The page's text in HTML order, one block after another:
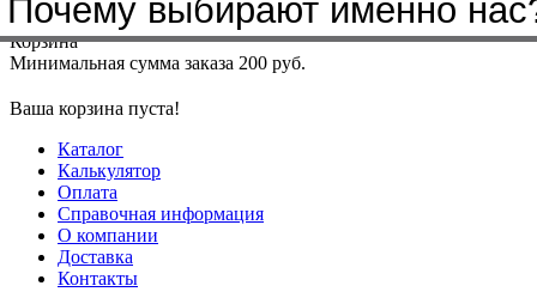
Меню+7(4912)50-37-50sbit@krep62.ru
Корзина
Минимальная сумма заказа 200 руб.
Ваша корзина пуста!
Каталог
Калькулятор
Оплата
Справочная информация
О компании
Доставка
Контакты
Почему выбирают именно